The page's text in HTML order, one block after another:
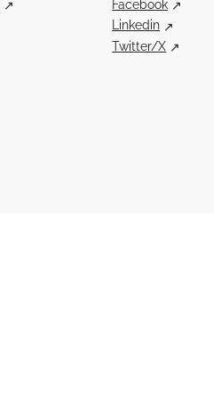
Facebook
Linkedin
Twitter/X